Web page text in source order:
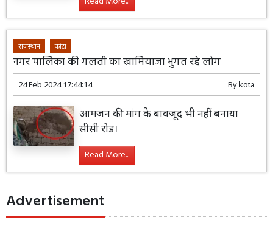
राजस्थान कोटा
नगर पालिका की गलती का खामियाजा भुगत रहे लोग
24 Feb 2024 17:44:14 Bykota
आमजन की मांग के बावजूद भी नहीं बनाया
सीसी रोड।
Read More...
Advertisement